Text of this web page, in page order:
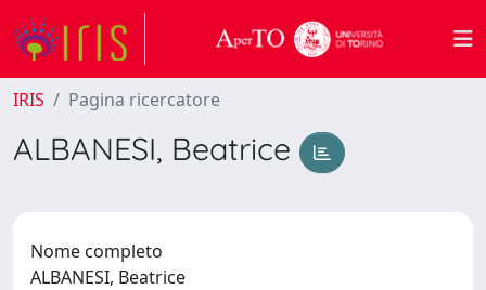
IRIS Pagina ricercatore
ALBANESI, Beatrice
Nome completo
ALBANESI, Beatrice